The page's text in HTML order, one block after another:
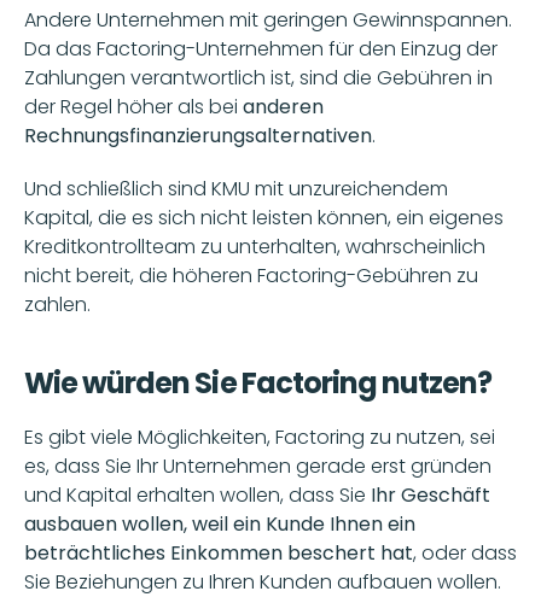
Andere Unternehmen mit geringen Gewinnspannen.
Da das Factoring-Unternehmen für den Einzug der
Zahlungen verantwortlich ist, sind die Gebühren in
der Regel höher als bei anderen
Rechnungsfinanzierungsalternativen.
Und schließlich sind KMU mit unzureichendem
Kapital, die es sich nicht leisten können, ein eigenes
Kreditkontrollteam zu unterhalten, wahrscheinlich
nicht bereit, die höheren Factoring-Gebühren zu
zahlen.
Wie würden Sie Factoring nutzen?
Es gibt viele Möglichkeiten, Factoring zu nutzen, sei
es, dass Sie Ihr Unternehmen gerade erst gründen
und Kapital erhalten wollen, dass Sie Ihr Geschäft
ausbauen wollen, weil ein Kunde Ihnen ein
beträchtliches Einkommen beschert hat, oder dass
Sie Beziehungen zu Ihren Kunden aufbauen wollen.